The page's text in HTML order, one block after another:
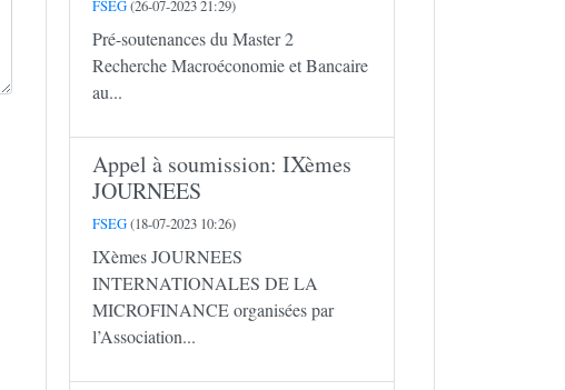
FSEG(26-07-2023 21:29)
Pré-soutenances du Master 2
Recherche Macroéconomie et Bancaire
au...
Appel à soumission: IXèmes
JOURNEES
FSEG(18-07-2023 10:26)
IXèmes JOURNEES
INTERNATIONALES DE LA
MICROFINANCE organisées par
l’Association...